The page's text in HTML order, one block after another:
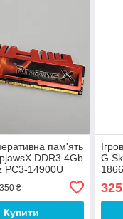
пам'ять
DDR3 4Gb
PC3-14900U
(F3-14900CL9D-
В ₴
Купити
325